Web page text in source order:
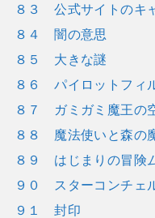
８３ 公式サイトのキ
８４ 闇の意思
８５ 大きな謎
８６ パイロットフィ
８７ ガミガミ魔王の
８８ 魔法使いと森の
８９ はじまりの冒険
９０ スターコンチェ
９１ 封印